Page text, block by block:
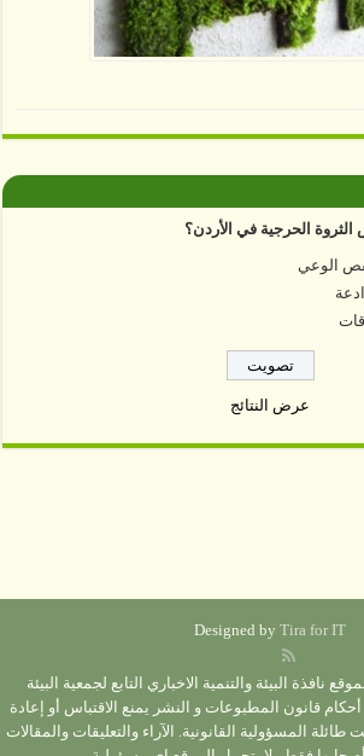
الحرجية في الأردن؟
الوعي
عرض النتائج
Designed by Tira for IT
نافذة البيئة والتنمية الاخباري التابع لجمعية البيئة
قانون المطبوعات و النشر يمنع الاقتباس أو إعادة
المسؤولية القانونية. الآراء والتعليقات والمقالات